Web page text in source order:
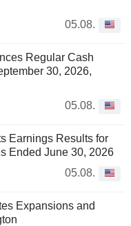
05.08.
Regular Cash
30, 2026,
05.08.
Earnings Results for
Ended June 30, 2026
05.08.
Expansions and